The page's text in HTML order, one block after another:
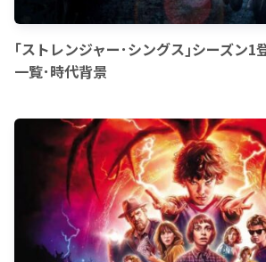
｢ストレンジャー･シングス｣シーズン1
一覧･時代背景